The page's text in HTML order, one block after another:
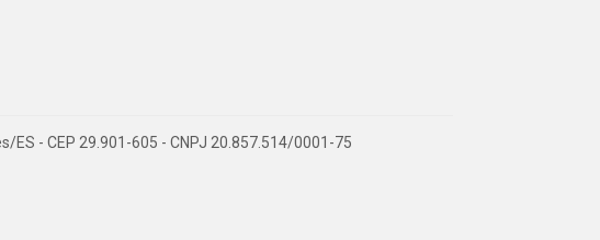
ES - CEP 29.901-605 - CNPJ 20.857.514/0001-75